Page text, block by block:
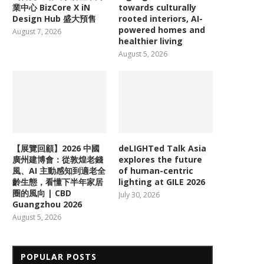
業中心 BizCore X iN
Design Hub 盛大預售
August 7, 2026
towards culturally
rooted interiors, AI-
powered homes and
healthier living
August 5, 2026
【展覽回顧】2026 中國
廣州建博會：從敦煌老錢
風、AI 主動感知到適老全
齡生態，看懂下半年家居
圈的風向 | CBD
Guangzhou 2026
August 5, 2026
deLIGHTed Talk Asia
explores the future
of human-centric
lighting at GILE 2026
July 30, 2026
POPULAR POSTS